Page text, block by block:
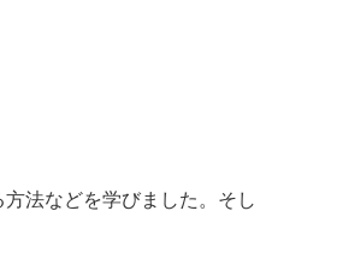
法などを学びました。そし